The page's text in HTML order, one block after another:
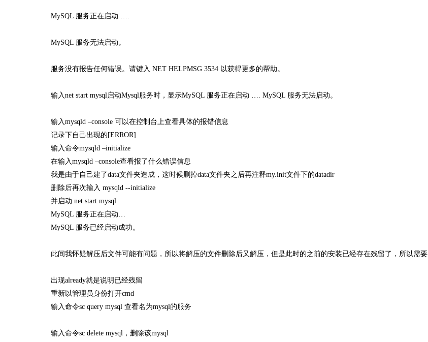
MySQL 服务正在启动 ….
MySQL 服务无法启动。
服务没有报告任何错误。请键入 NET HELPMSG 3534 以获得更多的帮助。
输入net start mysql启动Mysql服务时，显示MySQL 服务正在启动 …. MySQL 服务无法启动。
输入mysqld –console 可以在控制台上查看具体的报错信息
记录下自己出现的[ERROR]
输入命令mysqld –initialize
在输入mysqld –console查看报了什么错误信息
我是由于自己建了data文件夹造成，这时候删掉data文件夹之后再注释my.init文件下的datadir
删除后再次输入 mysqld --initialize
并启动 net start mysql
MySQL 服务正在启动…
MySQL 服务已经启动成功。
此间我怀疑解压后文件可能有问题，所以将解压的文件删除后又解压，但是此时的之前的安装已经存在残留了，所以需要
出现already就是说明已经残留
重新以管理员身份打开cmd
输入命令sc query mysql 查看名为mysql的服务
输入命令sc delete mysql，删除该mysql